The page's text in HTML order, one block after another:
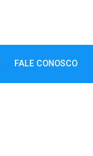
FALE CONOSCO